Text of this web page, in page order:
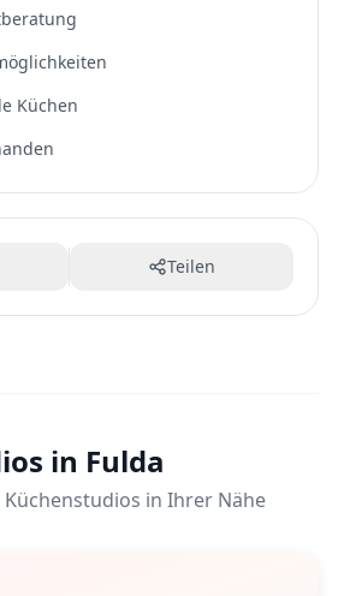
Küchen
Teilen
in Fulda
in Ihrer Nähe